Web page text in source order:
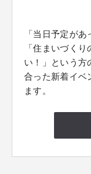
「当日予定が
「住まいづく
い！」という方
合った新着イベ
ます。